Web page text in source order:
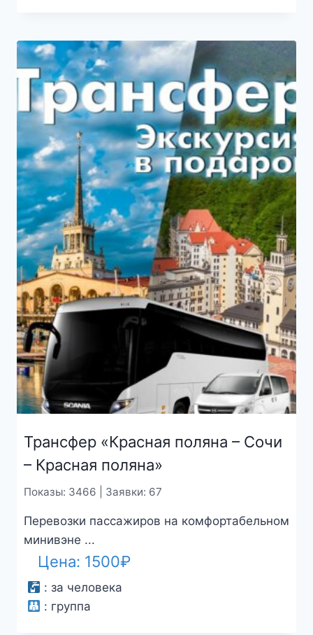
Трансфер «Красная поляна – Сочи
– Красная поляна»
Показы: 3466 | Заявки: 67
Перевозки пассажиров на комфортабельном
минивэне ...
Цена: 1500₽
: за человека
: группа